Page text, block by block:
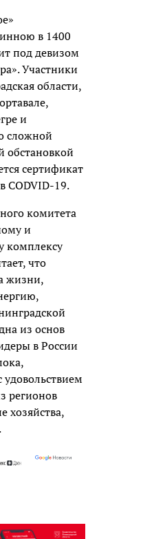
в 1400
под девизом
Участники
области,
и
сложной
обстановкой
сертификат
CODVID-19.
комитета
и
комплексу
что
жизни,
из основ
в России
регионов
хозяйства,